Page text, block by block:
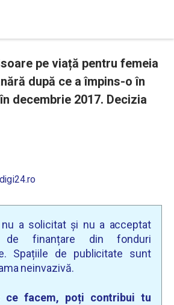
pe viață pentru femeia
după ce a împins-o în
decembrie 2017. Decizia
digi24.ro
nu a solicitat și nu a acceptat
finanțare din fonduri
Spațiile de publicitate sunt
neinvazivă.
ce facem, poți contribui tu